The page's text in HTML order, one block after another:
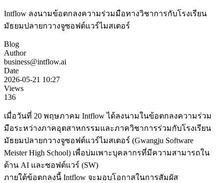
Intflow ลงนามข้อตกลงความร่วมมือทางวิชาการกับโรงเรียน
มัธยมปลายกวางจูซอฟต์แวร์ไมสเตอร์
Blog
Author
business@intflow.ai
Date
2026-05-21 10:27
Views
136
เมื่อวันที่ 20 พฤษภาคม Intflow ได้ลงนามในข้อตกลงความร่วม
มือระหว่างภาคอุตสาหกรรมและภาควิชาการร่วมกับโรงเรียน
มัธยมปลายกวางจูซอฟต์แวร์ไมสเตอร์ (Gwangju Software
Meister High School) เพื่อบ่มเพาะบุคลากรที่มีความสามารถใน
ด้าน AI และซอฟต์แวร์ (SW)
ภายใต้ข้อตกลงนี้ Intflow จะมอบโอกาสในการสัมผัส